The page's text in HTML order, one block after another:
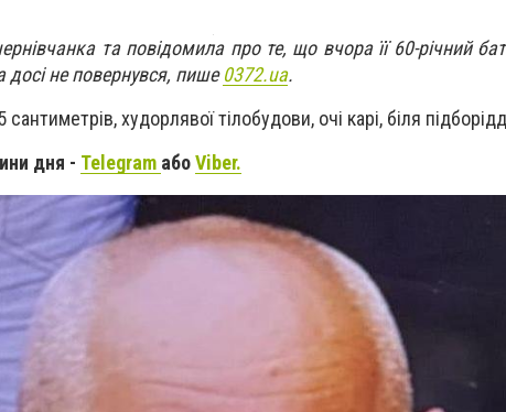
та повідомила про те, що вчора її 60-річний
не повернувся, пише0372.ua.
худорлявої тілобудови, очі карі, біля
дня - Telegram абоViber.